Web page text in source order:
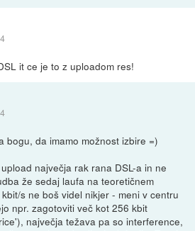
it ce je to z uploadom res!
bogu, da imamo možnost izbire =)
največja rak rana DSL-a in ne
že sedaj laufa na teoretičnem
s ne boš videl nikjer - meni v centru
npr. zagotoviti več kot 256 kbit
največja težava pa so interference,